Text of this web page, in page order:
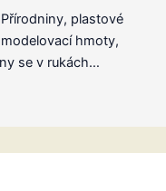
plastové
hmoty,
se v rukách…